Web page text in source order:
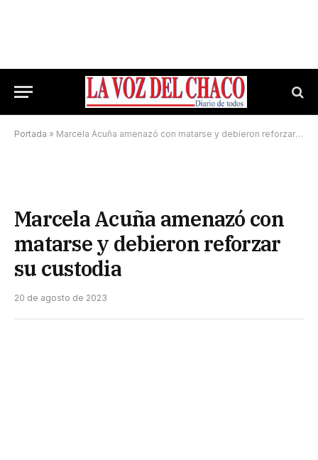
Portada » Marcela Acuña amenazó con matarse y debieron reforzar su custodia
Marcela Acuña amenazó con
matarse y debieron reforzar
su custodia
20 de agosto de 2023